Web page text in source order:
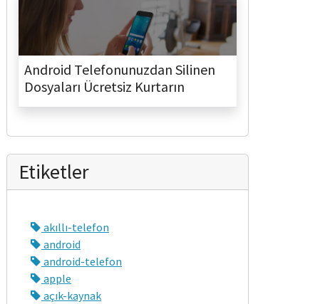
Android Telefonunuzdan Silinen
Dosyaları Ücretsiz Kurtarın
Etiketler
akıllı-telefon
android
android-telefon
apple
açık-kaynak